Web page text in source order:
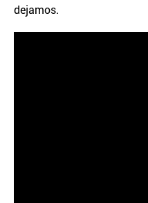
dejamos.